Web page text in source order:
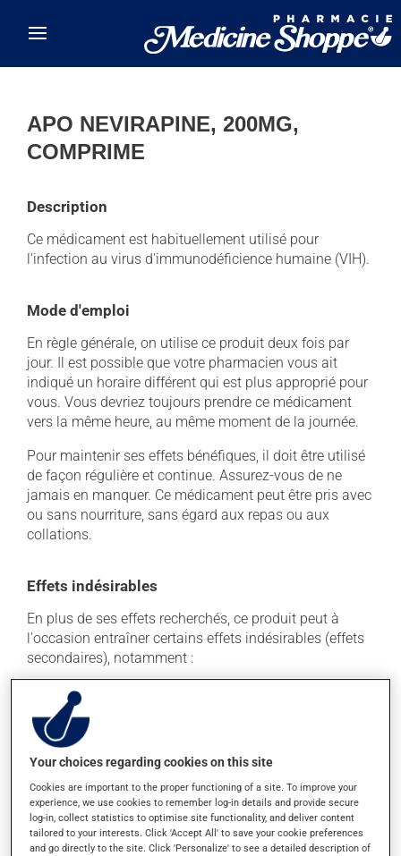
APO NEVIRAPINE, 200MG,
COMPRIME
Description
Ce médicament est habituellement utilisé pour
l'infection au virus d'immunodéficience humaine (VIH).
Mode d'emploi
En règle générale, on utilise ce produit deux fois par
jour. Il est possible que votre pharmacien vous ait
indiqué un horaire différent qui est plus approprié pour
vous. Vous devriez toujours prendre ce médicament
vers la même heure, au même moment de la journée.
Pour maintenir ses effets bénéfiques, il doit être utilisé
de façon régulière et continue. Assurez-vous de ne
jamais en manquer. Ce médicament peut être pris avec
ou sans nourriture, sans égard aux repas ou aux
collations.
Effets indésirables
En plus de ses effets recherchés, ce produit peut à
l'occasion entraîner certains effets indésirables (effets
secondaires), notamment :
il peut causer des maux de tête;
il peut faire apparaître des boutons et de la rougeur
sur la peau;
il peut causer une fatigue inhabituelle;
il peut causer des anomalies de certains tests
hépatiques et, rarement, provoquer une jaunisse;
il peut causer des nausées ou, rarement, des
vomissements;
Your choices regarding cookies on this site
Cookies are important to the proper functioning of a site. To improve your
experience, we use cookies to remember log-in details and provide secure
log-in, collect statistics to optimise site functionality, and deliver content
tailored to your interests. Click 'Accept All' to save your cookie preferences
and go directly to the site. Click 'Personalize' to see a detailed description of